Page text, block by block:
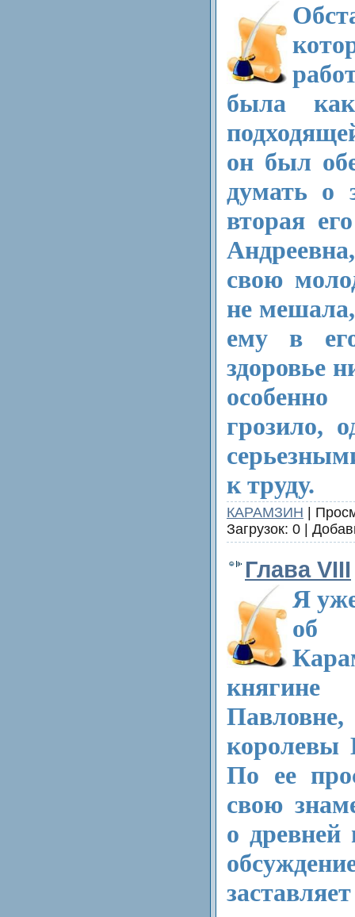
была
он был
думать о
вторая
свою
не
ему в
здоровье
грозило,
к труду.
КАРАМЗИН |
Загрузок: 0 |
Глава VIII
Я
об
королевы
По ее
свою
о древней